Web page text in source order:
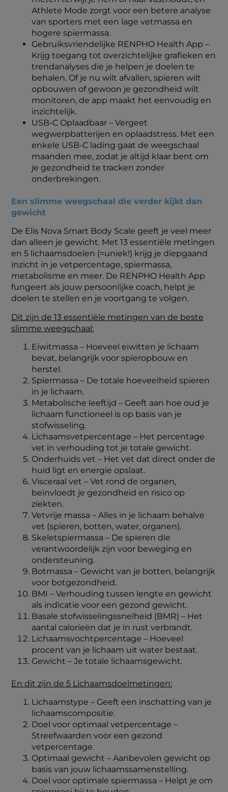
Athlete Mode zorgt voor een betere analyse
van sporters met een lage vetmassa en
hogere spiermassa.
Gebruiksvriendelijke RENPHO Health App –
Krijg toegang tot overzichtelijke grafieken en
trendanalyses die je helpen je doelen te
behalen. Of je nu wilt afvallen, spieren wilt
opbouwen of gewoon je gezondheid wilt
monitoren, de app maakt het eenvoudig en
inzichtelijk.
USB-C Oplaadbaar – Vergeet
wegwerpbatterijen en oplaadstress. Met een
enkele USB-C lading gaat de weegschaal
maanden mee, zodat je altijd klaar bent om
je gezondheid te tracken zonder
onderbrekingen.
Een slimme weegschaal die verder kijkt dan
gewicht
De Elis Nova Smart Body Scale geeft je veel meer
dan alleen je gewicht. Met 13 essentiële metingen
en 5 lichaamsdoelen (=uniek!) krijg je diepgaand
inzicht in je vetpercentage, spiermassa,
metabolisme en meer. De RENPHO Health App
fungeert als jouw persoonlijke coach, helpt je
doelen te stellen en je voortgang te volgen.
Dit zijn de 13 essentiële metingen van de beste
slimme weegschaal:
Eiwitmassa – Hoeveel eiwitten je lichaam
bevat, belangrijk voor spieropbouw en
herstel.
Spiermassa – De totale hoeveelheid spieren
in je lichaam.
Metabolische leeftijd – Geeft aan hoe oud je
lichaam functioneel is op basis van je
stofwisseling.
Lichaamsvetpercentage – Het percentage
vet in verhouding tot je totale gewicht.
Onderhuids vet – Het vet dat direct onder de
huid ligt en energie opslaat.
Visceraal vet – Vet rond de organen,
beïnvloedt je gezondheid en risico op
ziekten.
Vetvrije massa – Alles in je lichaam behalve
vet (spieren, botten, water, organen).
Skeletspiermassa – De spieren die
verantwoordelijk zijn voor beweging en
ondersteuning.
Botmassa – Gewicht van je botten, belangrijk
voor botgezondheid.
BMI – Verhouding tussen lengte en gewicht
als indicatie voor een gezond gewicht.
Basale stofwisselingssnelheid (BMR) – Het
aantal calorieën dat je in rust verbrandt.
Lichaamsvochtpercentage – Hoeveel
procent van je lichaam uit water bestaat.
Gewicht – Je totale lichaamsgewicht.
En dit zijn de 5 Lichaamsdoelmetingen:
Lichaamstype – Geeft een inschatting van je
lichaamscompositie.
Doel voor optimaal vetpercentage –
Streefwaarden voor een gezond
vetpercentage.
Optimaal gewicht – Aanbevolen gewicht op
basis van jouw lichaamssamenstelling.
Doel voor optimale spiermassa – Helpt je om